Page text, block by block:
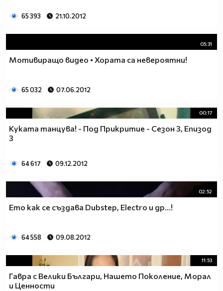
65 393 21.10.2012
05:31
Мотивиращо видео • Хората са невероятни!
65 032 07.06.2012
00:17
Куката танцува! - Под Прикритие - Сезон 3, Епизод
3
64 617 09.12.2012
02:52
Ето как се създава Dubstep, Electro и др...!
64 558 09.08.2012
11:53
Гавра с Велики Българи, Нашето Поколение, Морал
и Ценности